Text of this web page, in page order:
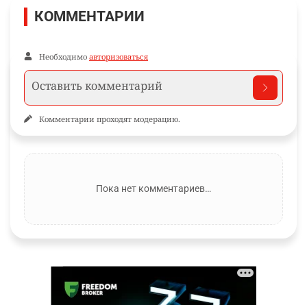
КОММЕНТАРИИ
Необходимо авторизоваться
Комментарии проходят модерацию.
Пока нет комментариев…